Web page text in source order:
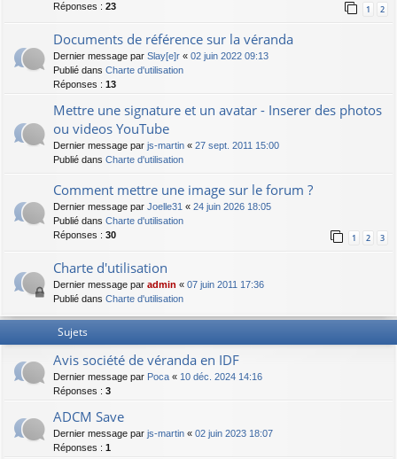
Réponses : 23 1 2
Documents de référence sur la véranda
Dernier message par Slay[e]r « 02 juin 2022 09:13
Publié dans Charte d'utilisation
Réponses : 13
Mettre une signature et un avatar - Inserer des photos
ou videos YouTube
Dernier message par js-martin « 27 sept. 2011 15:00
Publié dans Charte d'utilisation
Comment mettre une image sur le forum ?
Dernier message par Joelle31 « 24 juin 2026 18:05
Publié dans Charte d'utilisation
Réponses : 30 1 2 3
Charte d'utilisation
Dernier message par admin « 07 juin 2011 17:36
Publié dans Charte d'utilisation
Sujets
Avis société de véranda en IDF
Dernier message par Poca « 10 déc. 2024 14:16
Réponses : 3
ADCM Save
Dernier message par js-martin « 02 juin 2023 18:07
Réponses : 1